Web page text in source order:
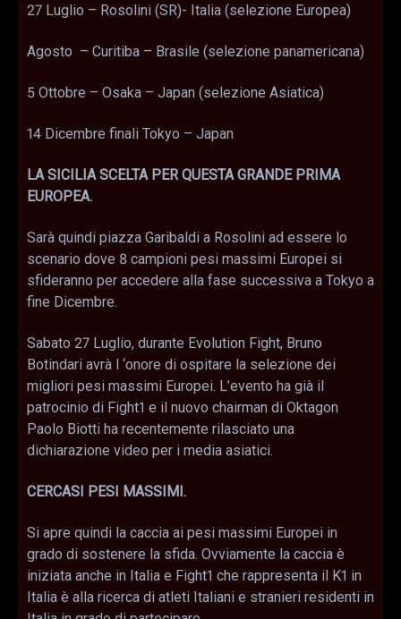
27 Luglio – Rosolini (SR)- Italia (selezione Europea)
Agosto – Curitiba – Brasile (selezione panamericana)
5 Ottobre – Osaka – Japan (selezione Asiatica)
14 Dicembre finali Tokyo – Japan
LA SICILIA SCELTA PER QUESTA GRANDE PRIMA
EUROPEA.
Sarà quindi piazza Garibaldi a Rosolini ad essere lo
scenario dove 8 campioni pesi massimi Europei si
sfideranno per accedere alla fase successiva a Tokyo a
fine Dicembre.
Sabato 27 Luglio, durante Evolution Fight, Bruno
Botindari avrà l ‘onore di ospitare la selezione dei
migliori pesi massimi Europei. L’evento ha già il
patrocinio di Fight1 e il nuovo chairman di Oktagon
Paolo Biotti ha recentemente rilasciato una
dichiarazione video per i media asiatici.
CERCASI PESI MASSIMI.
Si apre quindi la caccia ai pesi massimi Europei in
grado di sostenere la sfida. Ovviamente la caccia è
iniziata anche in Italia e Fight1 che rappresenta il K1 in
Italia è alla ricerca di atleti Italiani e stranieri residenti in